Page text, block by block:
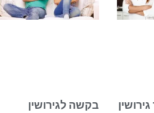
בקשה לגירושין